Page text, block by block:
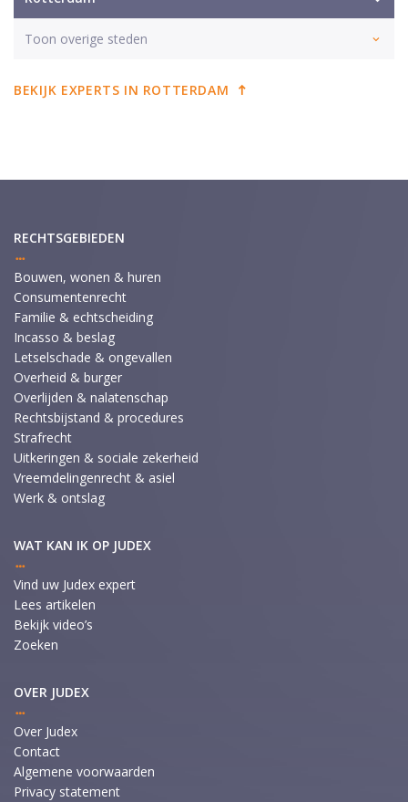
Toon overige steden
BEKIJK EXPERTS IN ROTTERDAM
RECHTSGEBIEDEN
Bouwen, wonen & huren
Consumentenrecht
Familie & echtscheiding
Incasso & beslag
Letselschade & ongevallen
Overheid & burger
Overlijden & nalatenschap
Rechtsbijstand & procedures
Strafrecht
Uitkeringen & sociale zekerheid
Vreemdelingenrecht & asiel
Werk & ontslag
WAT KAN IK OP JUDEX
Vind uw Judex expert
Lees artikelen
Bekijk video’s
Zoeken
OVER JUDEX
Over Judex
Contact
Algemene voorwaarden
Privacy statement